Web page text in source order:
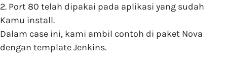
2. Port 80 telah dipakai pada aplikasi yang sudah
Kamu install.
Dalam case ini, kami ambil contoh di paket Nova
dengan template Jenkins.